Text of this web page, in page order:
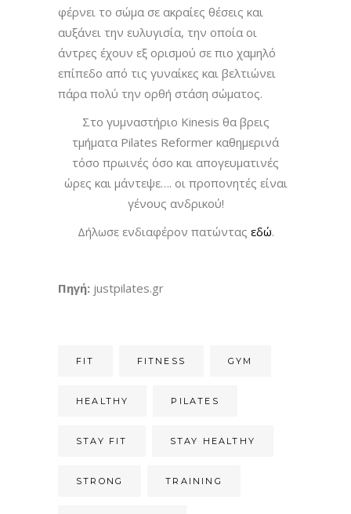
φέρνει το σώμα σε ακραίες θέσεις και
αυξάνει την ευλυγισία, την οποία οι
άντρες έχουν εξ ορισμού σε πιο χαμηλό
επίπεδο από τις γυναίκες και βελτιώνει
πάρα πολύ την ορθή στάση σώματος.
Στο γυμναστήριο Kinesis θα βρεις
τμήματα Pilates Reformer καθημερινά
τόσο πρωινές όσο και απογευματινές
ώρες και μάντεψε…. οι προπονητές είναι
γένους ανδρικού!
Δήλωσε ενδιαφέρον πατώντας εδώ.
Πηγή: justpilates.gr
FIT FITNESS GYM
HEALTHY PILATES
STAY FIT STAY HEALTHY
STRONG TRAINING